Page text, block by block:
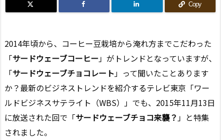
Copy
2014年頃から、コーヒー豆栽培から淹れ方までこだわった
「サードウェーブコーヒー」がトレンドとなっていますが、
「サードウェーブチョコレート」って聞いたことあります
か？最新のビジネストレンドを紹介するテレビ東京「ワー
ルドビジネスサテライト（WBS）」でも、2015年11月13日
に放送された回で「サードウェーブチョコ来襲？」と特集
されました。